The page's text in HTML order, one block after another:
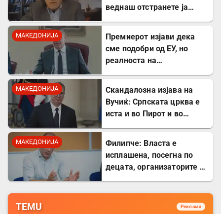
веднаш отстранете ја
западнонилска треска!
МАКЕДОНИЈА
Премиерот изјави дека
сме подобри од ЕУ, но
реалноста на
МАКЕДОНИЈА
Скандалозна изјава на
Вучиќ: Српската црква е
иста и во Пирот и во
МАКЕДОНИЈА
Филипче: Власта е
исплашена, посегна по
децата, организаторите и
TEMU Реклама